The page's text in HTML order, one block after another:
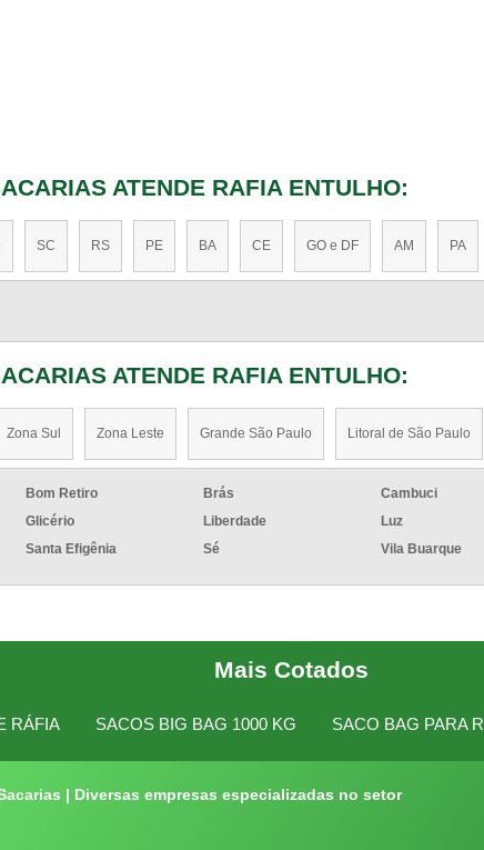
ATENDE RAFIA ENTULHO:
SC RS PE BA CE GO e DF AM PA
ATENDE RAFIA ENTULHO:
Zona Sul Zona Leste Grande São Paulo Litoral de São Paulo
Bom Retiro Brás Cambuci
Glicério Liberdade Luz
Santa Efigênia Sé Vila Buarque
Mais Cotados
RÁFIA SACOS BIG BAG 1000 KG SACO BAG PARA
| Diversas empresas especializadas no setor